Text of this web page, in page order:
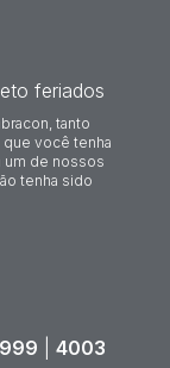
feriados
tanto
você tenha
um de nossos
tenha sido
4003